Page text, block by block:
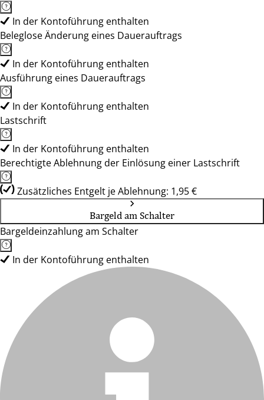
In der Kontoführung enthalten
Beleglose Änderung eines Dauerauftrags
In der Kontoführung enthalten
Ausführung eines Dauerauftrags
In der Kontoführung enthalten
Lastschrift
In der Kontoführung enthalten
Berechtigte Ablehnung der Einlösung einer Lastschrift
Zusätzliches Entgelt je Ablehnung: 1,95 €
Bargeld am Schalter
Bargeldeinzahlung am Schalter
In der Kontoführung enthalten